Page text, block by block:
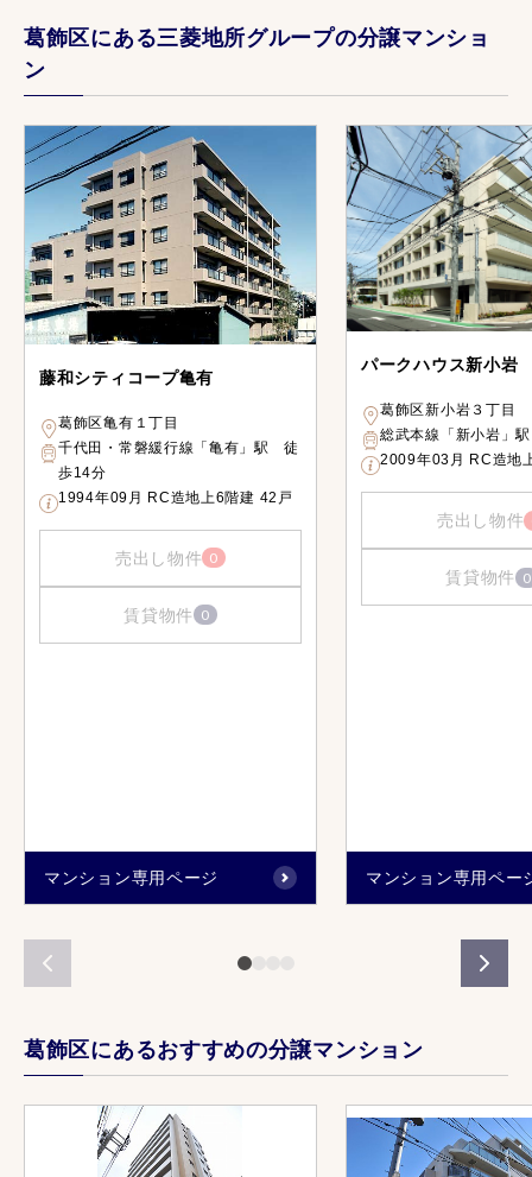
葛飾区にある三菱地所グループの分譲マンショ
ン
藤和シティコープ亀有
葛飾区亀有１丁目
千代田・常磐緩行線「亀有」駅 徒
歩14分
1994年09月 RC造地上6階建 42戸
売出し物件 0
賃貸物件 0
マンション専用ページ
パークハウス新小岩
葛飾区新小岩３丁目
総武本線「新小岩」
2009年03月 RC造地
売出し物件
賃貸物件 0
マンション専用ペー
葛飾区にあるおすすめの分譲マンション